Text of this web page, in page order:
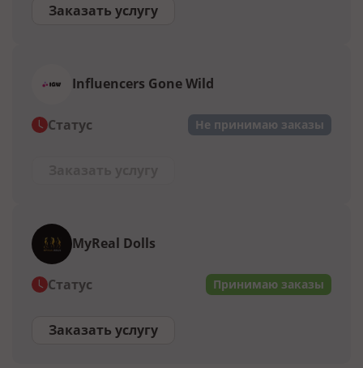
Заказать услугу
Influencers Gone Wild
Статус Не принимаю заказы
MyReal Dolls
Статус Принимаю заказы
Заказать услугу